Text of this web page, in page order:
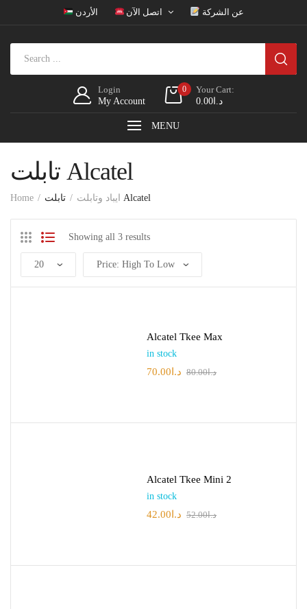
الأردن اتصل الآن عن الشركة
Login
My Account
0
Your Cart:
د.ا0.00
MENU
تابلت Alcatel
Home ايباد وتابلت تابلت Alcatel
Showing all 3 results
Alcatel Tkee Max
in stock
د.ا80.00 د.ا 70.00
Alcatel Tkee Mini 2
in stock
د.ا52.00 د.ا 42.00